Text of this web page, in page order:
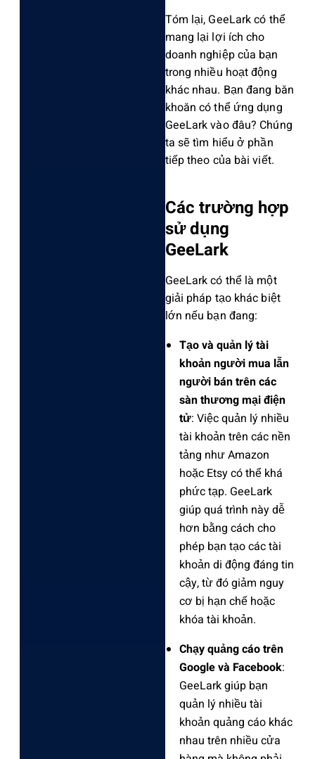
Tóm lại, GeeLark có thể
mang lại lợi ích cho
doanh nghiệp của bạn
trong nhiều hoạt động
khác nhau. Bạn đang băn
khoăn có thể ứng dụng
GeeLark vào đâu? Chúng
ta sẽ tìm hiểu ở phần
tiếp theo của bài viết.
Các trường hợp
sử dụng
GeeLark
GeeLark có thể là một
giải pháp tạo khác biệt
lớn nếu bạn đang:
Tạo và quản lý tài
khoản người mua lẫn
người bán trên các
sàn thương mại điện
tử: Việc quản lý nhiều
tài khoản trên các nền
tảng như Amazon
hoặc Etsy có thể khá
phức tạp. GeeLark
giúp quá trình này dễ
hơn bằng cách cho
phép bạn tạo các tài
khoản di động đáng tin
cậy, từ đó giảm nguy
cơ bị hạn chế hoặc
khóa tài khoản.
Chạy quảng cáo trên
Google và Facebook:
GeeLark giúp bạn
quản lý nhiều tài
khoản quảng cáo khác
nhau trên nhiều cửa